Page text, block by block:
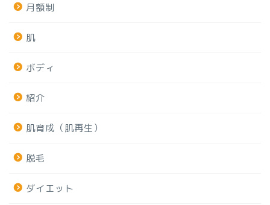
月額制
肌
ボディ
紹介
肌育成（肌再生）
脱毛
ダイエット